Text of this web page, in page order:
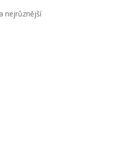
nejrůznější